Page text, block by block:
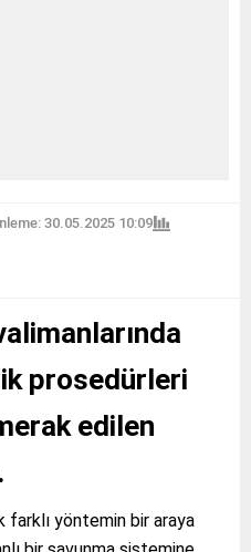
30.05.2025 10:09
prosedürleri
edilen
farklı yöntemin bir araya